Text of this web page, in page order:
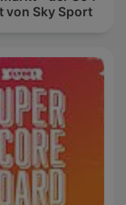
von Sky Sport